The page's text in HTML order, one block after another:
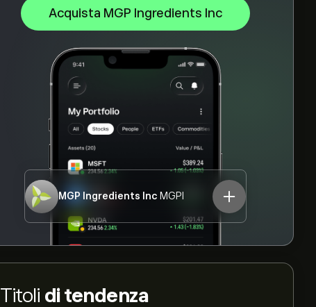
Acquista MGP Ingredients Inc
MGP Ingredients Inc MGPI
Titoli di tendenza